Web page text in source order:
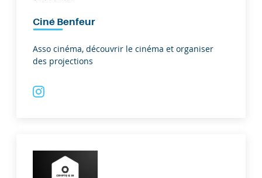
Ciné Benfeur
Asso cinéma, découvrir le cinéma et organiser
des projections